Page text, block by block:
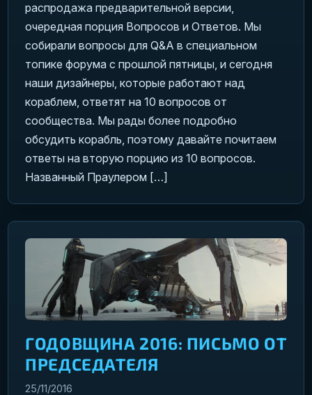
распродажа предварительной версии,
очередная порция Вопросов и Ответов. Мы
собирали вопросы для Q&A в специальном
топике форума с прошлой пятницы, и сегодня
наши дизайнеры, которые работают над
кораблем, ответят на 10 вопросов от
сообщества. Мы рады более подробно
обсудить корабль, поэтому давайте почитаем
ответы на вторую порцию из 10 вопросов.
Названный Праулером […]
ГОДОВЩИНА 2016: ПИСЬМО ОТ
ПРЕДСЕДАТЕЛЯ
25/11/2016